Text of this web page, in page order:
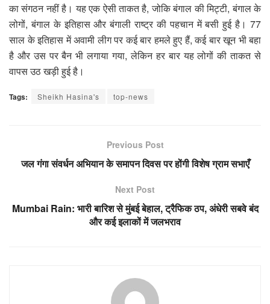
का संगठन नहीं है। यह एक ऐसी ताकत है, जोकि बंगाल की मिट्टी, बंगाल के
लोगों, बंगाल के इतिहास और बंगाली राष्ट्र की पहचान में बसी हुई है। 77
साल के इतिहास में अवामी लीग पर कई बार हमले हुए हैं, कई बार खून भी बहा
है और उस पर बैन भी लगाया गया, लेकिन हर बार यह लोगों की ताकत से
वापस उठ खड़ी हुई है।
Tags: Sheikh Hasina's top-news
Previous Post
जल गंगा संवर्धन अभियान के समापन दिवस पर होंगी विशेष ग्राम सभाएँ
Next Post
Mumbai Rain: भारी बारिश से मुंबई बेहाल, ट्रैफिक ठप, अंधेरी सबवे बंद
और कई इलाकों में जलभराव